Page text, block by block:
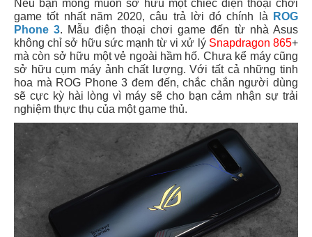
Nếu bạn mong muốn sở hữu một chiếc điện thoại chơi
game tốt nhất năm 2020, câu trả lời đó chính là ROG
Phone 3. Mẫu điện thoại chơi game đến từ nhà Asus
không chỉ sở hữu sức mạnh từ vi xử lý Snapdragon 865+
mà còn sở hữu một vẻ ngoài hầm hố. Chưa kể máy cũng
sở hữu cụm máy ảnh chất lượng. Với tất cả những tinh
hoa mà ROG Phone 3 đem đến, chắc chắn người dùng
sẽ cực kỳ hài lòng vì máy sẽ cho bạn cảm nhận sự trải
nghiệm thực thụ của một game thủ.